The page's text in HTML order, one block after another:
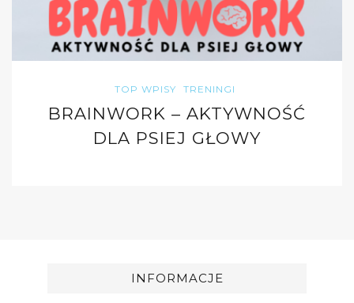
TOP WPISY TRENINGI
BRAINWORK – AKTYWNOŚĆ
DLA PSIEJ GŁOWY
INFORMACJE